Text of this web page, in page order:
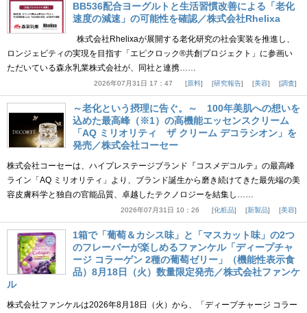
BB536配合ヨーグルトと生活習慣改善による「老化
速度の減速」の可能性を確認／株式会社Rhelixa
株式会社Rhelixaが展開する老化研究の社会実装を推進し、
ロンジェビティの実現を目指す「エピクロック®共創プロジェクト」に参画い
ただいている森永乳業株式会社が、同社と連携……
2026年07月31日 17：47 原料 研究報告 美容 調査
～老化という摂理に告ぐ。～ 100年美肌への想いを
込めた最高峰（※1）の高機能エッセンスクリーム
「AQ ミリオリティ ザ クリーム デコラシオン」を
発売／株式会社コーセー
株式会社コーセーは、ハイプレステージブランド『コスメデコルテ』の最高峰
ライン「AQ ミリオリティ」より、ブランド誕生から磨き続けてきた最先端の美
容皮膚科学と独自の官能品質、卓越したテクノロジーを結集し……
2026年07月31日 10：26 化粧品 新製品 美容
1箱で「葡萄＆カシス味」と「マスカット味」の2つ
のフレーバーが楽しめるファンケル「ディープチャ
ージ コラーゲン 2種の葡萄ゼリー」（機能性表示食
品）8月18日（火）数量限定発売／株式会社ファンケ
ル
株式会社ファンケルは2026年8月18日（火）から、「ディープチャージ コラー